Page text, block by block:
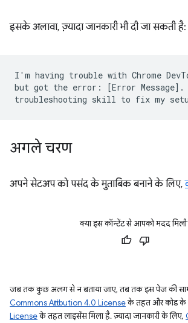
इसके अलावा, ज़्यादा जानकारी भी दी जा सकती है:
I'm having trouble with Chrome
but got the error: [Error Message]. I
अगले चरण
अपने सेटअप को पसंद के मुताबिक बनाने के लिए,
क्या इस कॉन्टेंट से आपको मदद
जब तक कुछ अलग से न बताया जाए, तब तक इस पेज की
Commons Attribution 4.0 Licenseके तहत और कोड के
Licenseके तहत लाइसेंस मिला है. ज़्यादा जानकारी के लिए,